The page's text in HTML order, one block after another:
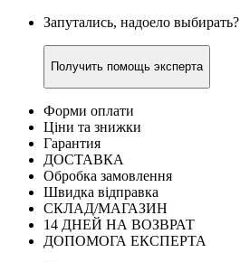
Запутались, надоело выбирать?
Получить помощь эксперта
Форми оплати
Ціни та знижки
Гарантия
ДОСТАВКА
Обробка замовлення
Швидка відправка
СКЛАД/МАГАЗИН
14 ДНЕЙ НА ВОЗВРАТ
ДОПОМОГА ЕКСПЕРТА